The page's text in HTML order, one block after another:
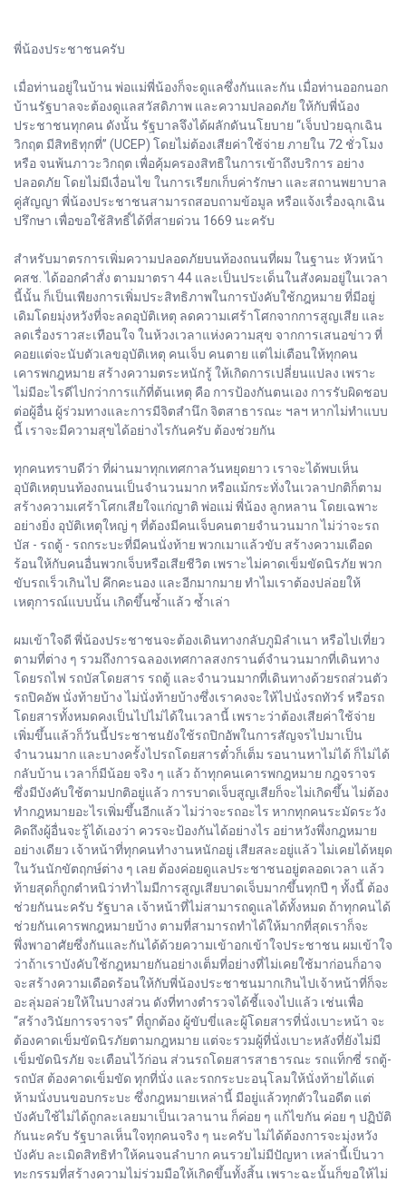
พี่น้องประชาชนครับ
เมื่อท่านอยู่ในบ้าน พ่อแม่พี่น้องก็จะดูแลซึ่งกันและกัน เมื่อท่านออกนอก
บ้านรัฐบาลจะต้องดูแลสวัสดิภาพ และความปลอดภัย ให้กับพี่น้อง
ประชาชนทุกคน ดังนั้น รัฐบาลจึงได้ผลักดันนโยบาย “เจ็บป่วยฉุกเฉิน
วิกฤต มีสิทธิทุกที่” (UCEP) โดยไม่ต้องเสียค่าใช้จ่าย ภายใน 72 ชั่วโมง
หรือ จนพ้นภาวะวิกฤต เพื่อคุ้มครองสิทธิในการเข้าถึงบริการ อย่าง
ปลอดภัย โดยไม่มีเงื่อนไข ในการเรียกเก็บค่ารักษา และสถานพยาบาล
คู่สัญญา พี่น้องประชาชนสามารถสอบถามข้อมูล หรือแจ้งเรื่องฉุกเฉิน
ปรึกษา เพื่อขอใช้สิทธิ์ได้ที่สายด่วน 1669 นะครับ
สำหรับมาตรการเพิ่มความปลอดภัยบนท้องถนนที่ผม ในฐานะ หัวหน้า
คสช. ได้ออกคำสั่ง ตามมาตรา 44 และเป็นประเด็นในสังคมอยู่ในเวลา
นี้นั้น ก็เป็นเพียงการเพิ่มประสิทธิภาพในการบังคับใช้กฎหมาย ที่มีอยู่
เดิมโดยมุ่งหวังที่จะลดอุบัติเหตุ ลดความเศร้าโศกจากการสูญเสีย และ
ลดเรื่องราวสะเทือนใจ ในห้วงเวลาแห่งความสุข จากการเสนอข่าว ที่
คอยแต่จะนับตัวเลขอุบัติเหตุ คนเจ็บ คนตาย แต่ไม่เตือนให้ทุกคน
เคารพกฎหมาย สร้างความตระหนักรู้ ให้เกิดการเปลี่ยนแปลง เพราะ
ไม่มีอะไรดีไปกว่าการแก้ที่ต้นเหตุ คือ การป้องกันตนเอง การรับผิดชอบ
ต่อผู้อื่น ผู้ร่วมทางและการมีจิตสำนึก จิตสาธารณะ ฯลฯ หากไม่ทำแบบ
นี้ เราจะมีความสุขได้อย่างไรกันครับ ต้องช่วยกัน
ทุกคนทราบดีว่า ที่ผ่านมาทุกเทศกาลวันหยุดยาว เราจะได้พบเห็น
อุบัติเหตุบนท้องถนนเป็นจำนวนมาก หรือแม้กระทั่งในเวลาปกติก็ตาม
สร้างความเศร้าโศกเสียใจแก่ญาติ พ่อแม่ พี่น้อง ลูกหลาน โดยเฉพาะ
อย่างยิ่ง อุบัติเหตุใหญ่ ๆ ที่ต้องมีคนเจ็บคนตายจำนวนมาก ไม่ว่าจะรถ
บัส - รถตู้ - รถกระบะที่มีคนนั่งท้าย พวกเมาแล้วขับ สร้างความเดือด
ร้อนให้กับคนอื่นพวกเจ็บหรือเสียชีวิต เพราะไม่คาดเข็มขัดนิรภัย พวก
ขับรถเร็วเกินไป คึกคะนอง และอีกมากมาย ทำไมเราต้องปล่อยให้
เหตุการณ์แบบนั้น เกิดขึ้นซ้ำแล้ว ซ้ำเล่า
ผมเข้าใจดี พี่น้องประชาชนจะต้องเดินทางกลับภูมิลำเนา หรือไปเที่ยว
ตามที่ต่าง ๆ รวมถึงการฉลองเทศกาลสงกรานต์จำนวนมากที่เดินทาง
โดยรถไฟ รถบัสโดยสาร รถตู้ และจำนวนมากที่เดินทางด้วยรถส่วนตัว
รถปิคอัพ นั่งท้ายบ้าง ไม่นั่งท้ายบ้างซึ่งเราคงจะให้ไปนั่งรถทัวร์ หรือรถ
โดยสารทั้งหมดคงเป็นไปไม่ได้ในเวลานี้ เพราะว่าต้องเสียค่าใช้จ่าย
เพิ่มขึ้นแล้วก็วันนี้ประชาชนยังใช้รถปิกอัพในการสัญจรไปมาเป็น
จำนวนมาก และบางครั้งไปรถโดยสารตั๋วก็เต็ม รอนานหาไม่ได้ ก็ไม่ได้
กลับบ้าน เวลาก็มีน้อย จริง ๆ แล้ว ถ้าทุกคนเคารพกฎหมาย กฎจราจร
ซึ่งมีบังคับใช้ตามปกติอยู่แล้ว การบาดเจ็บสูญเสียก็จะไม่เกิดขึ้น ไม่ต้อง
ทำกฎหมายอะไรเพิ่มขึ้นอีกแล้ว ไม่ว่าจะรถอะไร หากทุกคนระมัดระวัง
คิดถึงผู้อื่นจะรู้ได้เองว่า ควรจะป้องกันได้อย่างไร อย่าหวังพึ่งกฎหมาย
อย่างเดียว เจ้าหน้าที่ทุกคนทำงานหนักอยู่ เสียสละอยู่แล้ว ไม่เคยได้หยุด
ในวันนักขัตฤกษ์ต่าง ๆ เลย ต้องค่อยดูแลประชาชนอยู่ตลอดเวลา แล้ว
ท้ายสุดก็ถูกตำหนิว่าทำไมมีการสูญเสียบาดเจ็บมากขึ้นทุกปี ๆ ทั้งนี้ ต้อง
ช่วยกันนะครับ รัฐบาล เจ้าหน้าที่ไม่สามารถดูแลได้ทั้งหมด ถ้าทุกคนได้
ช่วยกันเคารพกฎหมายบ้าง ตามที่สามารถทำได้ให้มากที่สุดเราก็จะ
พึ่งพาอาศัยซึ่งกันและกันได้ด้วยความเข้าอกเข้าใจประชาชน ผมเข้าใจ
ว่าถ้าเราบังคับใช้กฎหมายกันอย่างเต็มที่อย่างที่ไม่เคยใช้มาก่อนก็อาจ
จะสร้างความเดือดร้อนให้กับพี่น้องประชาชนมากเกินไปเจ้าหน้าที่ก็จะ
อะลุ่มอล่วยให้ในบางส่วน ดังที่ทางตำรวจได้ชี้แจงไปแล้ว เช่นเพื่อ
“สร้างวินัยการจราจร” ที่ถูกต้อง ผู้ขับขี่และผู้โดยสารที่นั่งเบาะหน้า จะ
ต้องคาดเข็มขัดนิรภัยตามกฎหมาย แต่จะรวมผู้ที่นั่งเบาะหลังที่ยังไม่มี
เข็มขัดนิรภัย จะเตือนไว้ก่อน ส่วนรถโดยสารสาธารณะ รถแท็กซี่ รถตู้-
รถบัส ต้องคาดเข็มขัด ทุกที่นั่ง และรถกระบะอนุโลมให้นั่งท้ายได้แต่
ห้ามนั่งบนขอบกระบะ ซึ่งกฎหมายเหล่านี้ มีอยู่แล้วทุกตัวในอดีต แต่
บังคับใช้ไม่ได้ถูกละเลยมาเป็นเวลานาน ก็ค่อย ๆ แก้ไขกัน ค่อย ๆ ปฏิบัติ
กันนะครับ รัฐบาลเห็นใจทุกคนจริง ๆ นะครับ ไม่ได้ต้องการจะมุ่งหวัง
บังคับ ละเมิดสิทธิทำให้คนจนลำบาก คนรวยไม่มีปัญหา เหล่านี้เป็นวา
ทะกรรมที่สร้างความไม่ร่วมมือให้เกิดขึ้นทั้งสิ้น เพราะฉะนั้นก็ขอให้ไม่